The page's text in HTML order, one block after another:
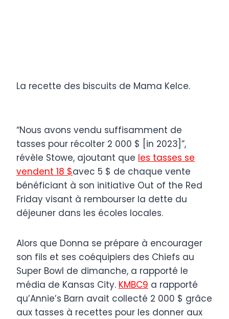
La recette des biscuits de Mama Kelce.
“Nous avons vendu suffisamment de
tasses pour récolter 2 000 $ [in 2023]”,
révèle Stowe, ajoutant que les tasses se
vendent 18 $avec 5 $ de chaque vente
bénéficiant à son initiative Out of the Red
Friday visant à rembourser la dette du
déjeuner dans les écoles locales.
Alors que Donna se prépare à encourager
son fils et ses coéquipiers des Chiefs au
Super Bowl de dimanche, a rapporté le
média de Kansas City. KMBC9 a rapporté
qu’Annie’s Barn avait collecté 2 000 $ grâce
aux tasses à recettes pour les donner aux